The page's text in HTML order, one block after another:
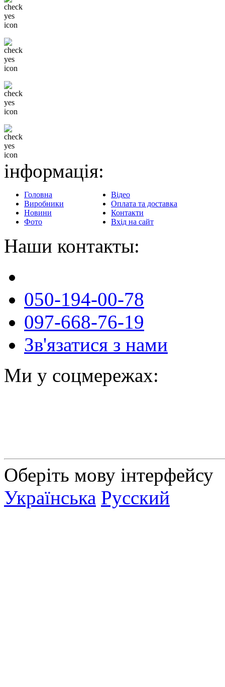
інформація:
Головна
Виробники
Новини
Фото
Відео
Оплата та доставка
Контакти
Вхід на сайт
Наши контакты:
050-194-00-78
097-668-76-19
Зв'язатися з нами
Ми у соцмережах:
Оберіть мову інтерфейсу
Українська Русский